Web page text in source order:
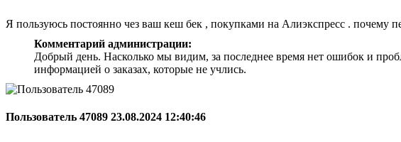
Я пользуюсь постоянно чез ваш кеш бек , покупками на Алиэкспресс . почему
Комментарий администрации:
Добрый день. Насколько мы видим, за последнее время нет ошибок и
информацией о заказах, которые не учлись.
Пользователь 47089 23.08.2024 12:40:46